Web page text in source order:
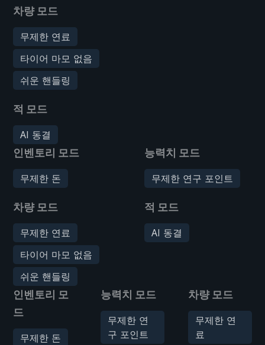
차량 모드
무제한 연료
타이어 마모 없음
쉬운 핸들링
적 모드
AI 동결
인벤토리 모드
무제한 돈
차량 모드
무제한 연료
타이어 마모 없음
쉬운 핸들링
능력치 모드
무제한 연구 포인트
적 모드
AI 동결
인벤토리 모
드
무제한 돈
능력치 모드
무제한 연
구 포인트
차량 모드
무제한 연
료